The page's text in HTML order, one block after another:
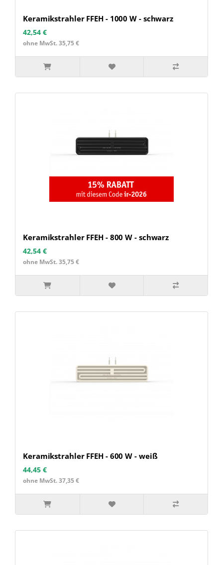
Keramikstrahler FFEH - 1000 W - schwarz
42,54 €
ohne MwSt. 35,75 €
Keramikstrahler FFEH - 800 W - schwarz
42,54 €
ohne MwSt. 35,75 €
Keramikstrahler FFEH - 600 W - weiß
44,45 €
ohne MwSt. 37,35 €